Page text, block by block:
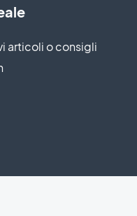
articoli o consigli